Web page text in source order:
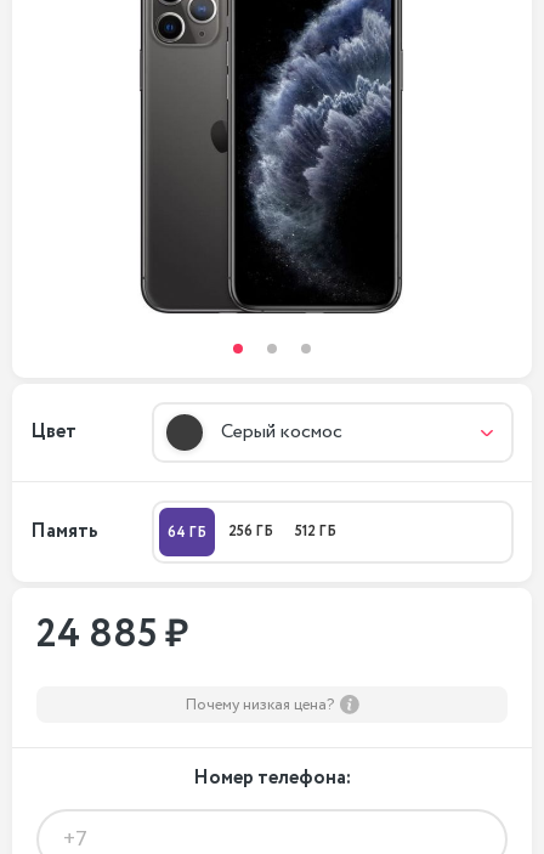
Цвет Серый космос
Память 64 ГБ 256 ГБ 512 ГБ
24 885 ₽
Почему низкая цена?
Номер телефона: